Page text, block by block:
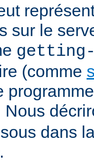
sur le
(comme
Nous
dans
.